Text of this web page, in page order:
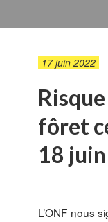
17 juin 2022
fôret
18
L’ONF nous